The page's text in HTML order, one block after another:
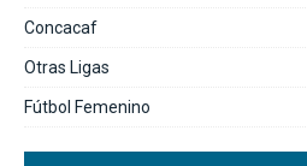
Concacaf
Otras Ligas
Fútbol Femenino